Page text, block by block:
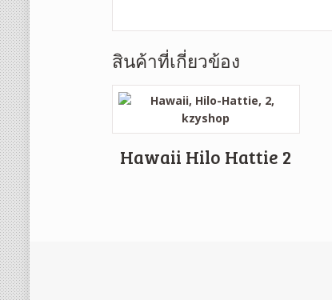
สินค้าที่เกี่ยวข้อง
Hawaii Hilo Hattie 2